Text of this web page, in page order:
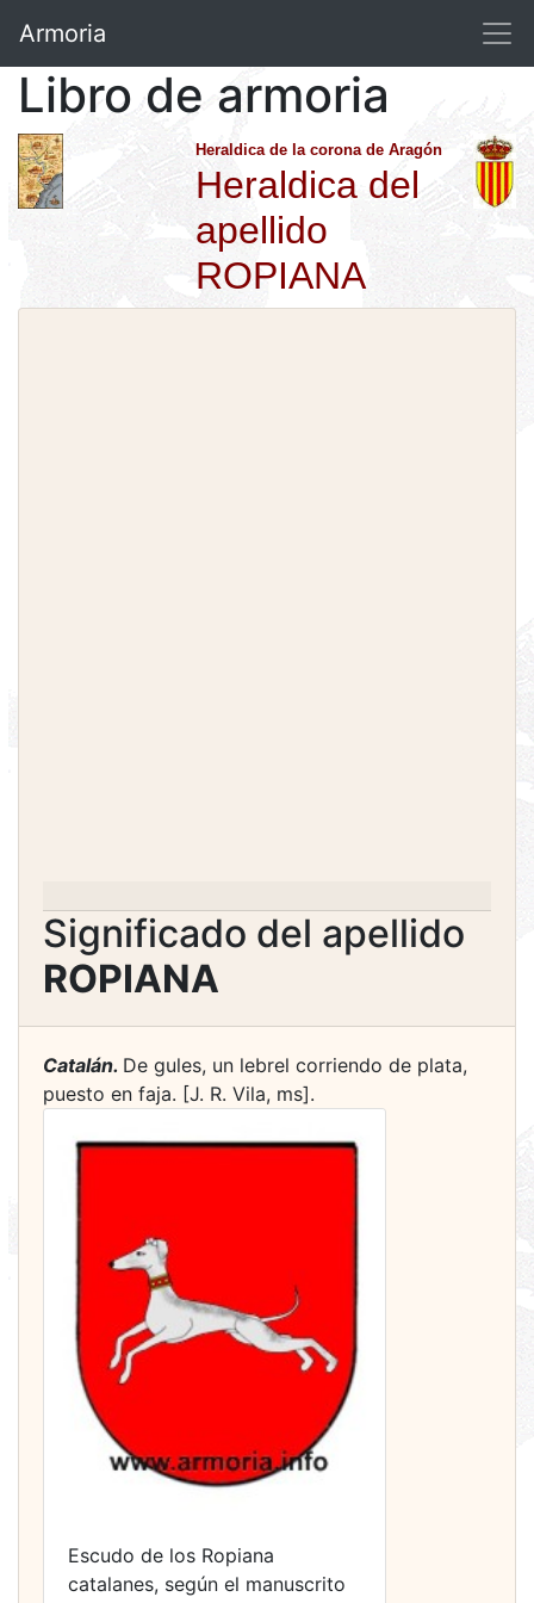
Armoria
Libro de armoria
Heraldica de la corona de Aragón
Heraldica del
apellido
ROPIANA
Significado del apellido
ROPIANA
Catalán. De gules, un lebrel corriendo de plata,
puesto en faja. [J. R. Vila, ms].
Escudo de los Ropiana
catalanes, según el manuscrito